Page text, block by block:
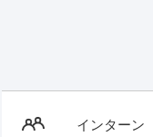
インターン